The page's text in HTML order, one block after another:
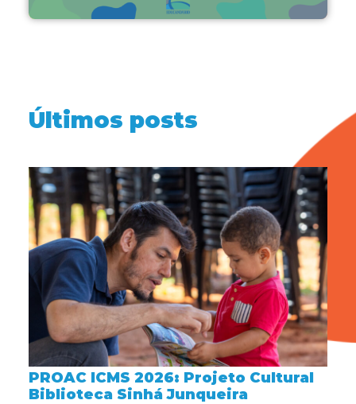
Últimos posts
PROAC ICMS 2026: Projeto Cultural
Biblioteca Sinhá Junqueira